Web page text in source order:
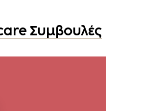
Συμβουλές